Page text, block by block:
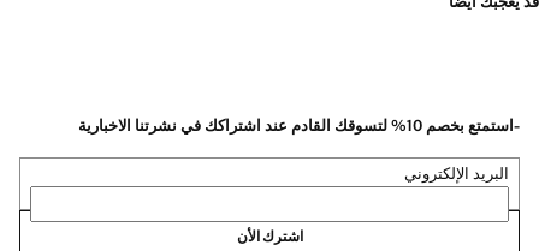
-استمتع بخصم 10% لتسوقك القادم عند اشتراكك في نشرتنا الاخبارية
البريد الإلكتروني
اشترك الأن